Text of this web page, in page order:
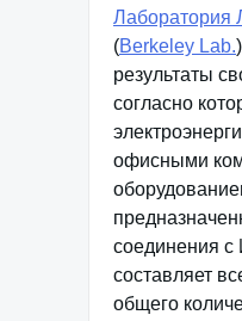
Лаборатория
(Berkeley Lab.
результаты
согласно
офисными
соединения с
составляет
общего